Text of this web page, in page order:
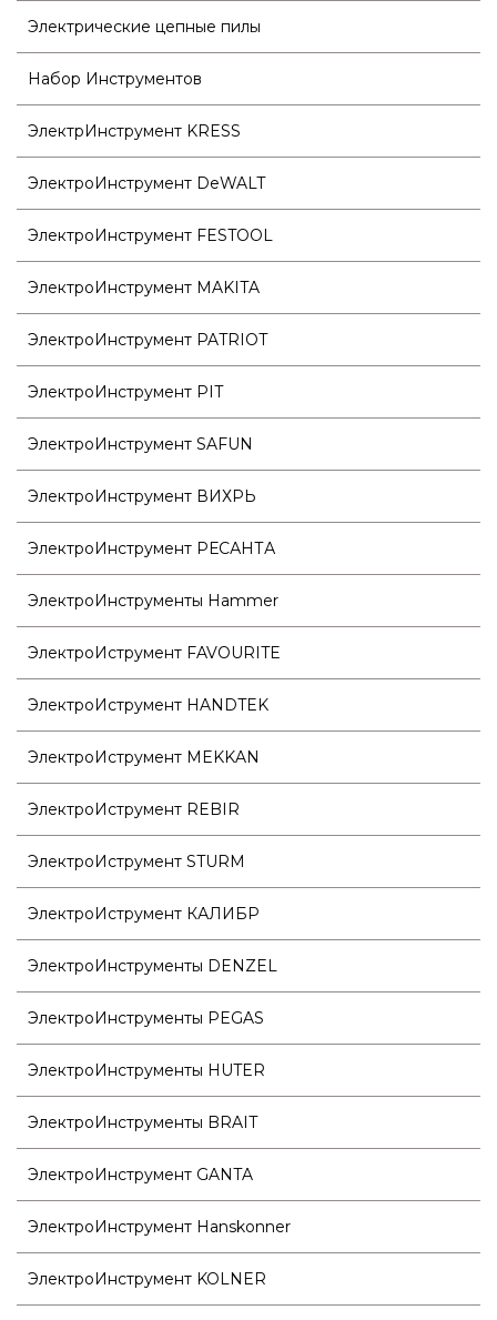
Электрические цепные пилы
Набор Инструментов
ЭлектрИнструмент KRESS
ЭлектроИнструмент DeWALT
ЭлектроИнструмент FESTOOL
ЭлектроИнструмент MAKITA
ЭлектроИнструмент PATRIOT
ЭлектроИнструмент PIT
ЭлектроИнструмент SAFUN
ЭлектроИнструмент ВИХРЬ
ЭлектроИнструмент РЕСАНТА
ЭлектроИнструменты Hammer
ЭлектроИструмент FAVOURITE
ЭлектроИструмент HANDTEK
ЭлектроИструмент MEKKAN
ЭлектроИструмент REBIR
ЭлектроИструмент STURM
ЭлектроИструмент КАЛИБР
ЭлектроИнструменты DENZEL
ЭлектроИнструменты PEGAS
ЭлектроИнструменты HUTER
ЭлектроИнструменты BRAIT
ЭлектроИнструмент GANTA
ЭлектроИнструмент Hanskonner
ЭлектроИнструмент KOLNER